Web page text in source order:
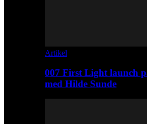
Artikel
007 First Light launch
med Hilde Sunde